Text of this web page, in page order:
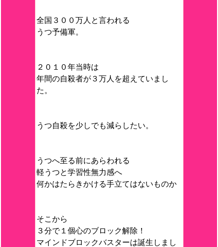
全国３００万人と言われる
うつ予備軍。
２０１０年当時は
年間の自殺者が３万人を超えていまし
た。
うつ自殺を少しでも減らしたい。
うつへ至る前にあらわれる
軽うつと学習性無力感へ
何かはたらきかける手立てはないものか
そこから
３分で１個心のブロック解除！
マインドブロックバスターは誕生しまし